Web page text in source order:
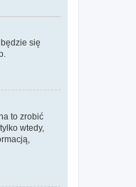
się
to zrobić
wtedy,